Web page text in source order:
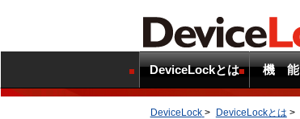
DeviceLockとは 機 能
DeviceLock > DeviceLockとは >